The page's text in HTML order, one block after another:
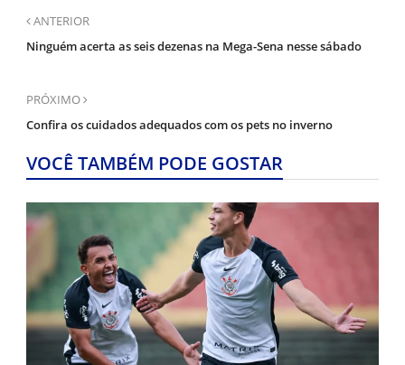
ANTERIOR
Ninguém acerta as seis dezenas na Mega-Sena nesse sábado
PRÓXIMO
Confira os cuidados adequados com os pets no inverno
VOCÊ TAMBÉM PODE GOSTAR